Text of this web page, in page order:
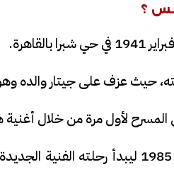
؟
حيث عزف على جيتار والده
لأول مرة من خلال
هاجر إلى أستراليا عام 1985